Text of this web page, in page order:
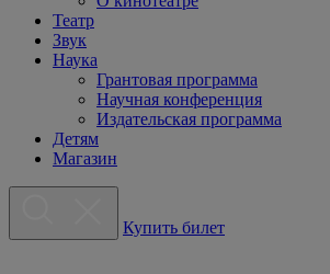
Театр
Звук
Наука
Грантовая программа
Научная конференция
Издательская программа
Детям
Магазин
Купить билет